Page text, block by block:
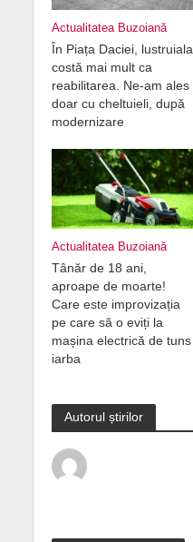
Actualitatea Buzoiană
În Piața Daciei, lustruiala
costă mai mult ca
reabilitarea. Ne-am ales
doar cu cheltuieli, după
modernizare
Actualitatea Buzoiană
Tânăr de 18 ani,
aproape de moarte!
Care este improvizația
pe care să o eviți la
mașina electrică de tuns
iarba
Autorul știrilor